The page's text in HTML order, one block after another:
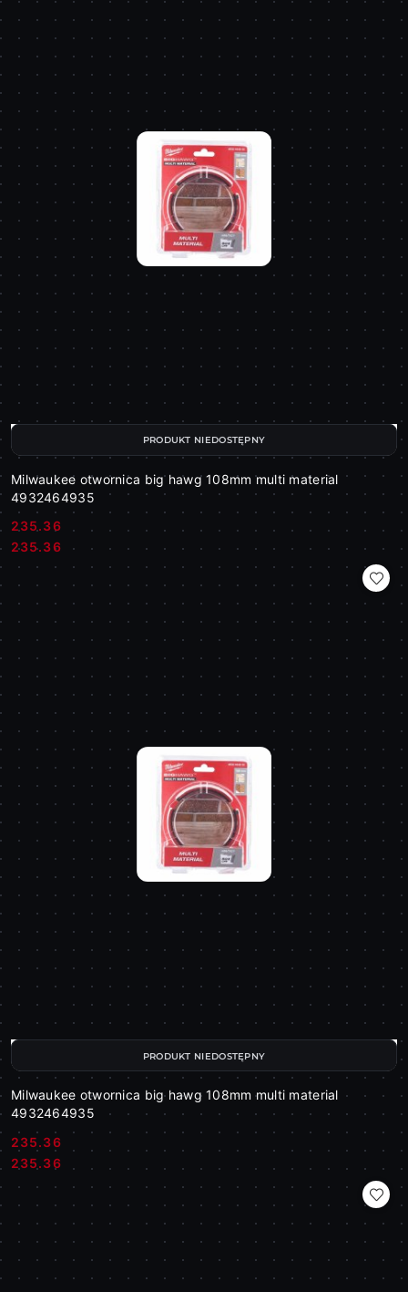
Milwaukee otwornica big hawg 108mm multi material
4932464935
Cena:
235.36
Cena:
235.36
PRODUKT NIEDOSTĘPNY
Milwaukee otwornica big hawg 108mm multi material
4932464935
Cena:
235.36
Cena:
235.36
PRODUKT NIEDOSTĘPNY